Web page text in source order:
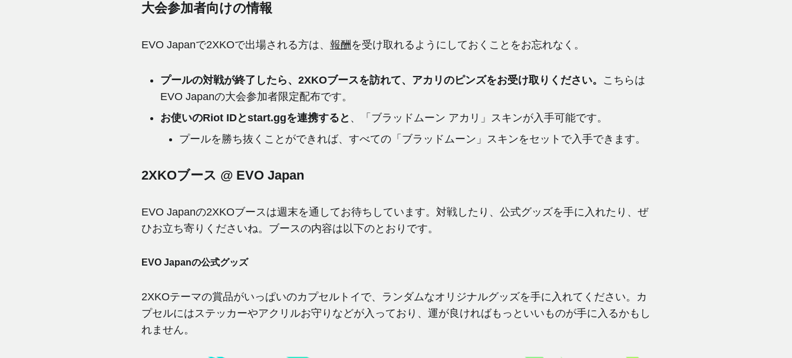
大会参加者向けの情報
EVO Japanで2XKOで出場される方は、 報酬 を受け取れるようにしておくことをお忘れなく。
プールの対戦が終了したら、2XKOブースを訪れて、アカリのピンズをお受け取りください。 こちらは
EVO Japanの大会参加者限定配布です。
お使いのRiot IDとstart.ggを連携すると 、「ブラッドムーン アカリ」スキンが入手可能です。
プールを勝ち抜くことができれば、すべての「ブラッドムーン」スキンをセットで入手できます。
2XKOブース @ EVO Japan
EVO Japanの2XKOブースは週末を通してお待ちしています。対戦したり、公式グッズを手に入れたり、ぜ
ひお立ち寄りくださいね。ブースの内容は以下のとおりです。
EVO Japanの公式グッズ
2XKOテーマの賞品がいっぱいのカプセルトイで、ランダムなオリジナルグッズを手に入れてください。カ
プセルにはステッカーやアクリルお守りなどが入っており、運が良ければもっといいものが手に入るかもし
れません。